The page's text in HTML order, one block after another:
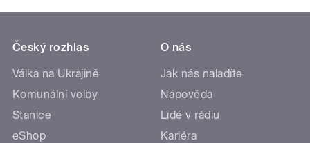
Český rozhlas
Válka na Ukrajině
Komunální volby
Stanice
eShop
O nás
Jak nás naladíte
Nápověda
Lidé v rádiu
Kariéra